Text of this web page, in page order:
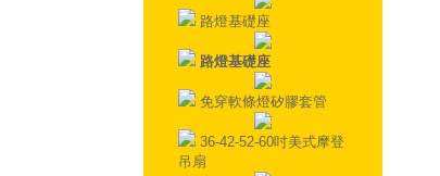
路燈基礎座
路燈基礎座
免穿軟條燈矽膠套管
36-42-52-60吋美式摩登
吊扇